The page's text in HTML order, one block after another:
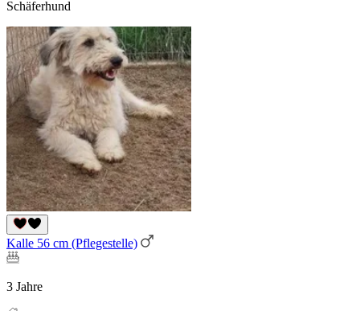
Schäferhund
Kalle 56 cm (Pflegestelle)
3 Jahre